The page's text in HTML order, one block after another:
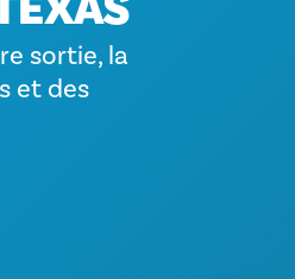
sortie, la
et des